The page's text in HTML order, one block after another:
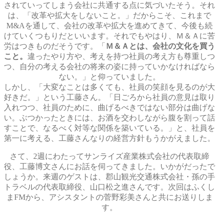
されていってしまう会社に共通する点に気づいたそう。それ
は、「改革や拡大をしないこと。」だからこそ、これまで
M&Aを通して、会社の改革や拡大を進めてきて、今後も続
けていくつもりだといいます。それでもやはり、Ｍ＆Ａに苦
労はつきものだそうです。「 Ｍ＆Ａとは、会社の文化を買う
こと。 違ったやり方や、考えを持つ社員の考え方も尊重しつ
つ、自分の考える会社の将来の姿に持っていかなければなら
ない。」と仰っていました。
しかし、「大変なことは多くても、社員の笑顔を見るのが大
好きだ。」という工藤さん。「日ごろから社員の意見は取り
入れつつ、社員のために、曲げるべきではない部分は曲げな
い。ぶつかったときには、お酒を交わしながら腹を割って話
すことで、なるべく対等な関係を築いている。」と、社員を
第一に考える、工藤さんなりの経営方針もうかがえました。
さて、2週にわたってサンライズ産業株式会社の代表取締
役、工藤博文さんにお話を伺ってきました。いかがだったで
しょうか。来週のゲストは、郡山観光交通株式会社・孫の手
トラベルの代表取締役、山口松之進さんです。次回はふくし
まFMから、アシスタントの菅野彩美さんと共にお送りしま
す。